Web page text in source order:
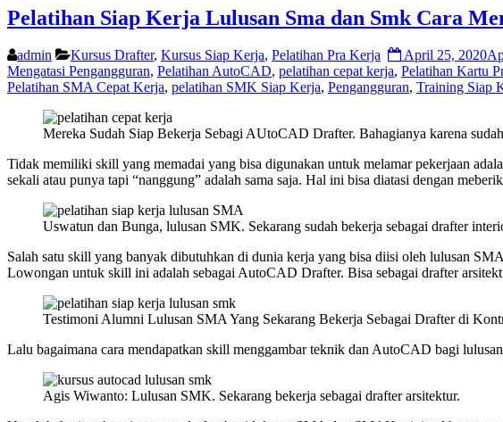
Pelatihan Siap Kerja Lulusan Sma dan Smk Cara
admin Kursus Drafter, Kursus Siap Kerja, Pelatihan Pra Kerja April 25, 2020
Mengatasi Pengangguran, Pelatihan AutoCAD, pelatihan cepat kerja, Pelatihan Kartu
Pelatihan SMA Cepat Kerja, pelatihan SMK Siap Kerja, Pengangguran, Training Siap
Mereka Sudah Siap Bekerja Sebagi AUtoCAD Drafter. Bahagianya karena
Tidak memiliki skill yang memadai yang bisa digunakan untuk melamar pekerjaan
sekali atau punya tapi “nanggung” adalah sama saja. Hal ini bisa diatasi dengan
Uswatun dan Bunga, lulusan SMK. Sekarang sudah bekerja sebagai drafter
Salah satu skill yang banyak dibutuhkan di dunia kerja yang bisa diisi oleh lulusan
Lowongan untuk skill ini adalah sebagai AutoCAD Drafter. Bisa sebagai drafter
Testimoni Alumni Lulusan SMA Yang Sekarang Bekerja Sebagai Drafter di
Lalu bagaimana cara mendapatkan skill menggambar teknik dan AutoCAD bagi
Agis Wiwanto: Lulusan SMK. Sekarang bekerja sebagai drafter arsitektur.